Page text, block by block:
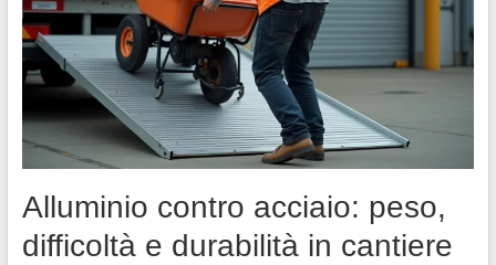
Alluminio contro acciaio: peso,
difficoltà e durabilità in cantiere